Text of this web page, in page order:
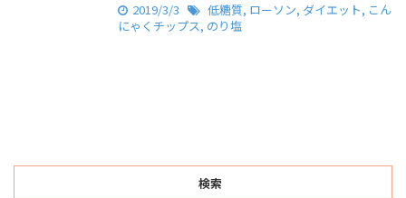
2019/3/3 低糖質, ローソン, ダイエット, こん
にゃくチップス, のり塩
検索